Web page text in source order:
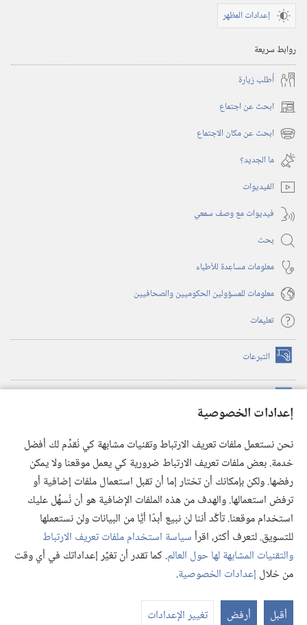
إعدادات الخصوصية
نحن نستعمل ملفات تعريف الارتباط وتقنيات مشابهة كي نُقدِّم لك أفضل
خدمة. بعض ملفات تعريف الارتباط ضرورية كي يعمل موقعنا ولا يمكن
رفضها. ولكن بإمكانك أن تختار إما أن تقبل استعمال ملفات إضافية أو
ترفض استعمالها. والهدف من هذه الملفات الإضافية هو أن نُسهِّل عليك
استخدام موقعنا. تأكَّد أننا لن نبيع أبدًا أيًّا من البيانات ولن نستعملها
للتسويق. لتعرف أكثر، اقرأسياسة استخدام ملفات تعريف الارتباط
والتقنيات المشابهة لها حول العالم. كما تقدر أن تغيِّر إعداداتك في أي وقت
من خلال إعدادات الخصوصية.
أقبل أرفض تغيير الإعدادات
إعدادات المظهر
روابط سريعة
أُطلب زيارة
ابحث عن اجتماع (يفتح
نافذة ابحث عن مكان الاجتماع (يفتح
نافذة
جديدة)
ما الجديد؟‏
الفيديوات
فيديوات مع وصف سمعي
بحث
معلومات مساعِدة للأطباء
معلومات للمسؤولين الحكوميين والصحافيين
تعليمات
التبرعات (يفتح
نافذة
(يفتح
نافذة
(يفتح
نافذة
جديدة) تطبيق ®
JW Library
مكتبة برج المراقبة
© 2026 .Watch Tower Bible and Tract Society of Pennsylvania